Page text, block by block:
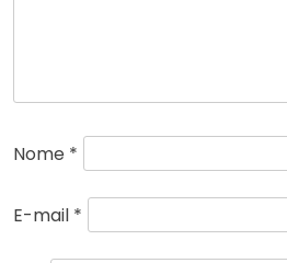
Nome *
E-mail *